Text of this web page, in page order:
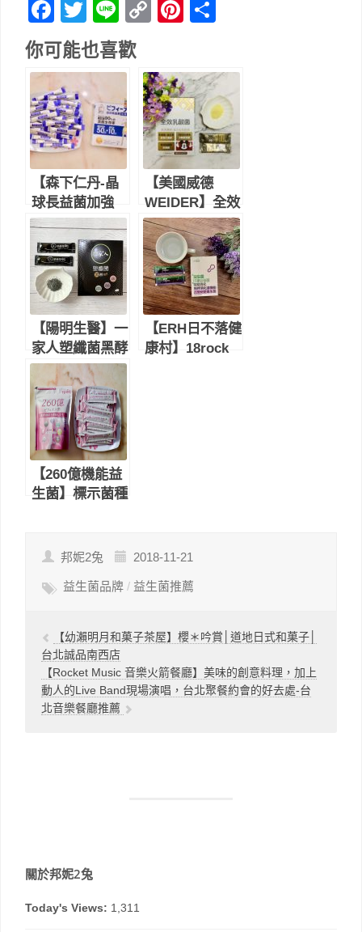
Facebook
Twitter
LineCopyPinterest
你可能也喜歡
【森下仁丹-晶
球長益菌加強
版】日本專利耐
酸晶球，讓好菌
順利到達腸道，
每天好順暢-益
生菌推薦
【美國威德
WEIDER】全效
乳酸菌｜迪士尼
Disney授權包
裝｜全方位益生
菌推薦
【陽明生醫】一
家人塑纖菌黑酵
plus｜蔬果黑酵
素 x＆雙專利益
生菌，飯前一
包，促進新陳代
謝
【ERH日不落健
康村】18rock
【260億機能益
生菌】標示菌種
人小孩都吃的安
邦妮2兔 2018-11-21
益生菌品牌 / 益生菌推薦
【幼瀨明月和菓子茶屋】櫻＊吟賞│道地日式和菓子│
台北誠品南西店
【Rocket Music 音樂火箭餐廳】美味的創意料理，加上
動人的Live Band現場演唱，台北聚餐約會的好去處-台
北音樂餐廳推薦
關於邦妮2兔
Today's Views: 1,311